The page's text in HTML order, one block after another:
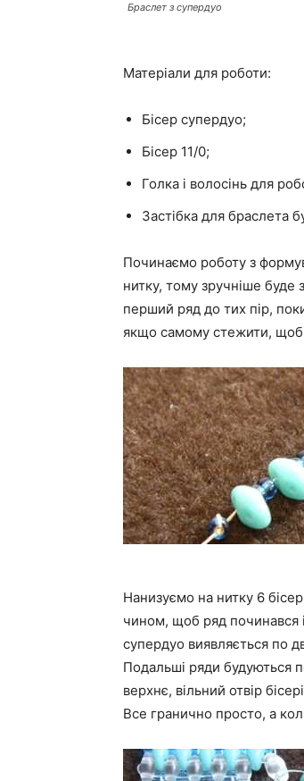
Браслет з супердуо
Матеріали для роботи:
Бісер супердуо;
Бісер 11/0;
Голка і волосінь для
Застібка для браслета
Починаємо роботу з
нитку, тому зручніше буде
перший ряд до тих пір,
якщо самому стежити, щоб
Нанизуємо на нитку 6
чином, щоб ряд починався
супердуо виявляється по
Подальші ряди будуються
верхнє, вільний отвір
Все гранично просто, а